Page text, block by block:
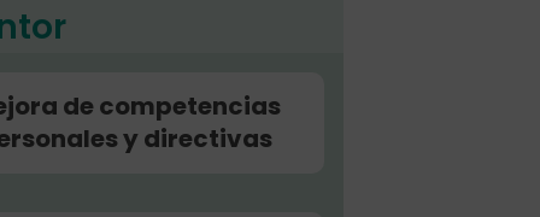
de competencias
y directivas